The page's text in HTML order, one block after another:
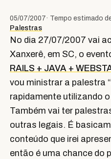
05/07/2007· Tempo estimado
Palestras
No dia 27/07/2007 vai
Xanxerê, em SC, o
RAILS + JAVA +
vou ministrar a palestra
rapidamente utilizando
Também vai ter
outras legais. É
conteúdo que irei
então é uma chance do